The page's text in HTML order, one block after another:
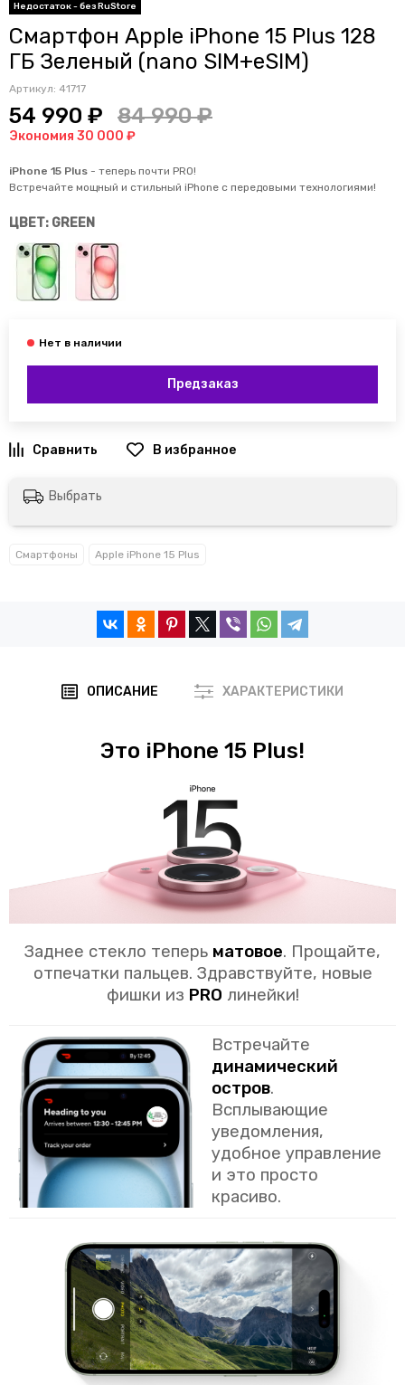
Недостаток - без RuStore
Смартфон Apple iPhone 15 Plus 128
ГБ Зеленый (nano SIM+eSIM)
Артикул: 41717
54 990 ₽ 84 990 ₽
Экономия 30 000 ₽
iPhone 15 Plus - теперь почти PRO!
Встречайте мощный и стильный iPhone с передовыми технологиями!
ЦВЕТ: GREEN
Предзаказ
Выбрать
Смартфоны Apple iPhone 15 Plus
ОПИСАНИЕ ХАРАКТЕРИСТИКИ
Это iPhone 15 Plus!
Заднее стекло теперь матовое. Прощайте,
отпечатки пальцев. Здравствуйте, новые
фишки из PRO линейки!
Встречайте
динамический
остров.
Всплывающие
уведомления,
удобное управление
и это просто
красиво.